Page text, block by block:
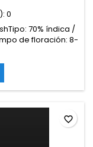
0
70% índica /
de floración: 8-
500-600
90-120
y
de sandía,...
favorite_border